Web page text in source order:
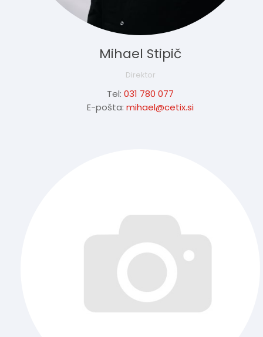
Mihael Stipič
Direktor
Tel: 031 780 077
E-pošta: mihael@cetix.si